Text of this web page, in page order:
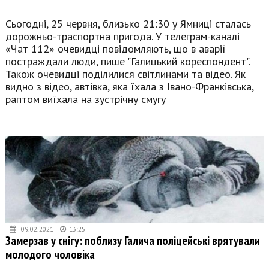
Сьогодні, 25 червня, близько 21:30 у Ямниці сталась
дорожньо-траспортна пригода. У телеграм-каналі
«Чат 112» очевидці повідомляють, що в аварії
постраждали люди, пише "Галицький кореспондент".
Також очевидці поділилися світлинами та відео. Як
видно з відео, автівка, яка їхала з Івано-Франківська,
раптом виїхала на зустрічну смугу
09.02.2021 13:25
Замерзав у снігу: поблизу Галича поліцейські врятували
молодого чоловіка